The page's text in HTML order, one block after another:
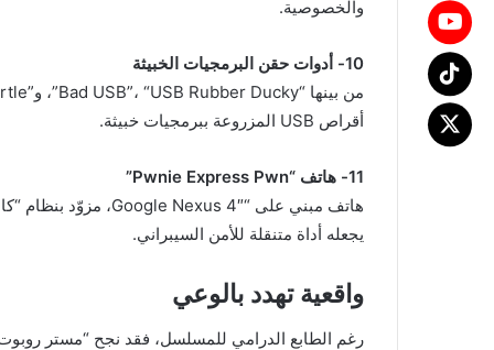
والخصوصية.
10- أدوات حقن البرمجيات الخبيثة
أقراص USB المزروعة ببرمجيات خبيثة.
11- هاتف “Pwnie Express Pwn”
يجعله أداة متنقلة للأمن السيبراني.
واقعية تهدد بالوعي
رغم الطابع الدرامي للمسلسل، فقد نجح “مستر